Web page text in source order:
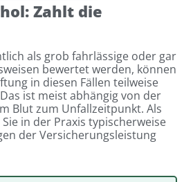
Zahlt die
als grob fahrlässige oder gar
bewertet werden, können
in diesen Fällen teilweise
ist meist abhängig von der
Blut zum Unfallzeitpunkt. Als
in der Praxis typischerweise
der Versicherungsleistung